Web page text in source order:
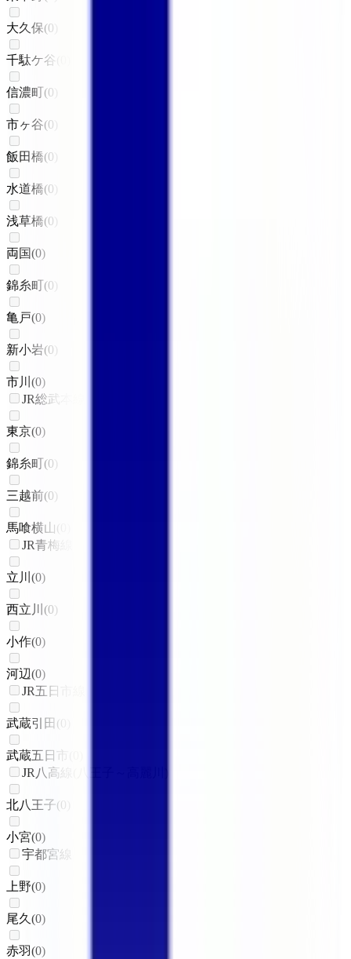
大久保(0
千駄ケ谷
信濃町(0
市ヶ谷(0
飯田橋(0
水道橋(0
浅草橋(0
両国(0)
錦糸町(0
亀戸(0)
新小岩(0 )
市川 (0)
JR総武本線
東京(0)
錦糸町(0 )
三越前(0 )
馬喰横山(
JR青梅線
立川 (0)
西立川 (0)
小作(0)
河辺(0)
JR五日市線
武蔵引田 (0
武蔵五日市
JR八高線(八王子～高麗川)
北八王子(0
小宮(0)
宇都宮線
上野(0)
尾久 (0)
赤羽(0)